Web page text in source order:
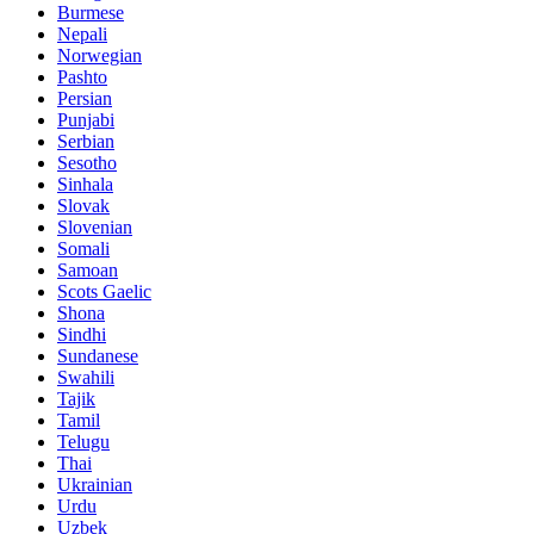
Burmese
Nepali
Norwegian
Pashto
Persian
Punjabi
Serbian
Sesotho
Sinhala
Slovak
Slovenian
Somali
Samoan
Scots Gaelic
Shona
Sindhi
Sundanese
Swahili
Tajik
Tamil
Telugu
Thai
Ukrainian
Urdu
Uzbek